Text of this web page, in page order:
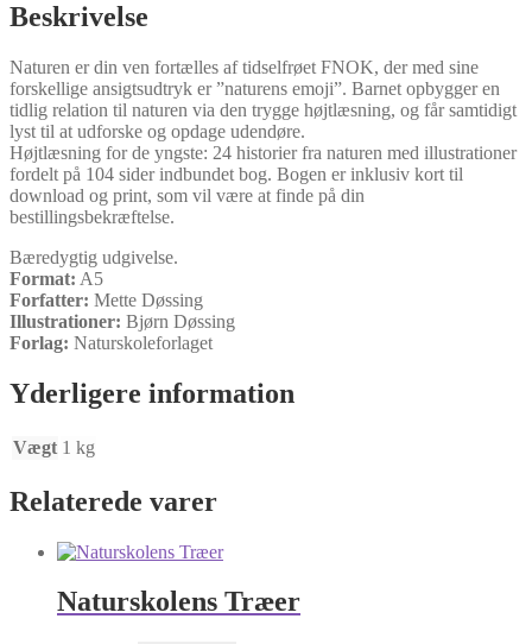
Beskrivelse
Naturen er din ven fortælles af tidselfrøet FNOK, der med sine
forskellige ansigtsudtryk er ”naturens emoji”. Barnet opbygger en
tidlig relation til naturen via den trygge højtlæsning, og får samtidigt
lyst til at udforske og opdage udendøre.
Højtlæsning for de yngste: 24 historier fra naturen med illustrationer
fordelt på 104 sider indbundet bog. Bogen er inklusiv kort til
download og print, som vil være at finde på din
bestillingsbekræftelse.
Bæredygtig udgivelse.
Format: A5
Forfatter: Mette Døssing
Illustrationer: Bjørn Døssing
Forlag: Naturskoleforlaget
Yderligere information
Vægt 1 kg
Relaterede varer
Naturskolens Træer